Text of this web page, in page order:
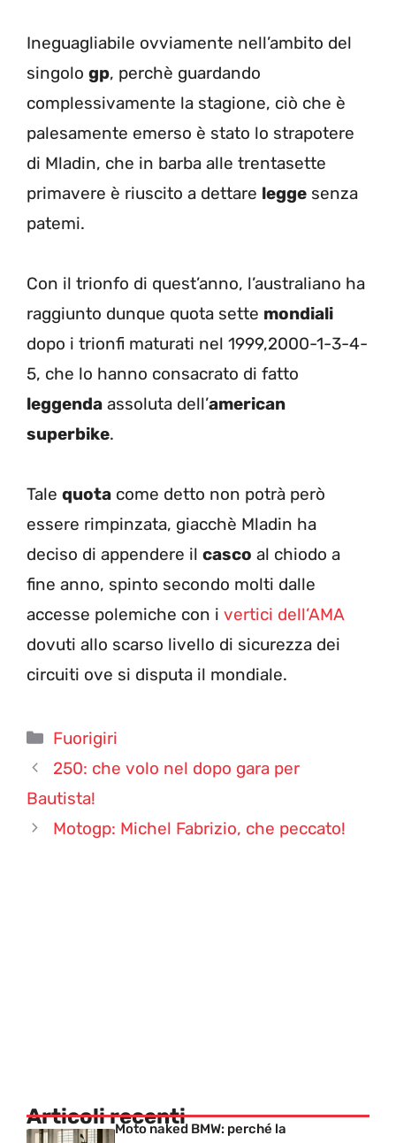
Ineguagliabile ovviamente nell’ambito del
singolo gp, perchè guardando
complessivamente la stagione, ciò che è
palesamente emerso è stato lo strapotere
di Mladin, che in barba alle trentasette
primavere è riuscito a dettare legge senza
patemi.
Con il trionfo di quest’anno, l’australiano ha
raggiunto dunque quota sette mondiali
dopo i trionfi maturati nel 1999,2000-1-3-4-
5, che lo hanno consacrato di fatto
leggenda assoluta dell’american
superbike.
Tale quota come detto non potrà però
essere rimpinzata, giacchè Mladin ha
deciso di appendere il casco al chiodo a
fine anno, spinto secondo molti dalle
accesse polemiche con i vertici dell’AMA
dovuti allo scarso livello di sicurezza dei
circuiti ove si disputa il mondiale.
Categorie
Fuorigiri
250: che volo nel dopo gara per
Bautista!
Motogp: Michel Fabrizio, che peccato!
Articoli recentiMoto naked BMW: perché la